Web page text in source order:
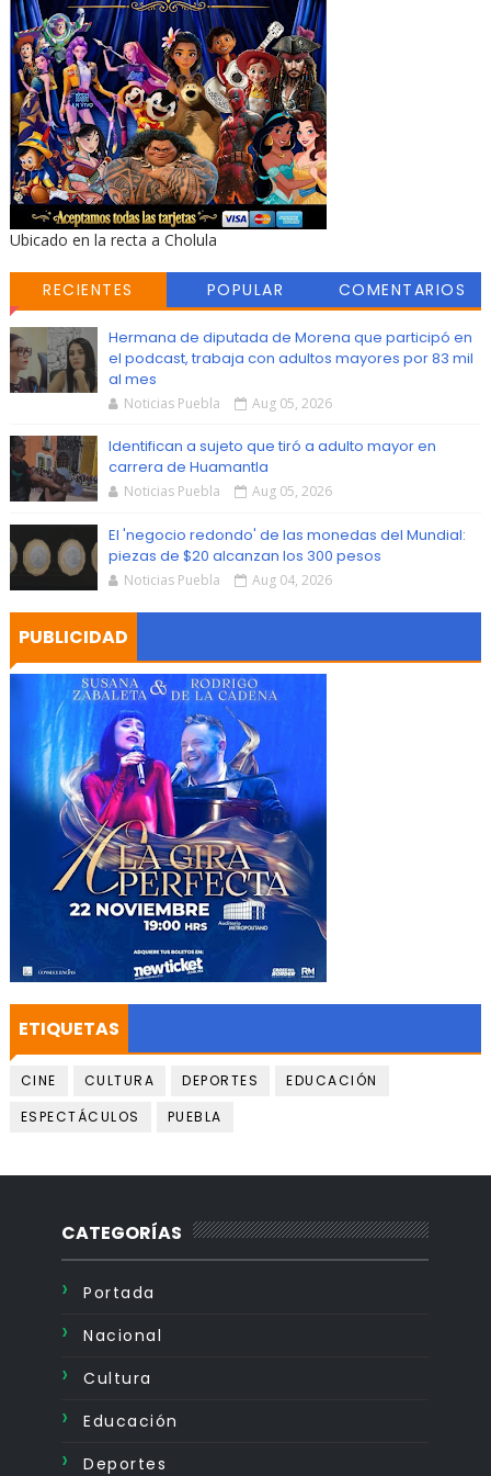
Ubicado en la recta a Cholula
RECIENTES POPULAR COMENTARIOS
Hermana de diputada de Morena que participó en
el podcast, trabaja con adultos mayores por 83 mil
al mes
Noticias Puebla Aug 05, 2026
Identifican a sujeto que tiró a adulto mayor en
carrera de Huamantla
Noticias Puebla Aug 05, 2026
El 'negocio redondo' de las monedas del Mundial:
piezas de $20 alcanzan los 300 pesos
Noticias Puebla Aug 04, 2026
PUBLICIDAD
ETIQUETAS
CINE CULTURA DEPORTES
EDUCACIÓN
ESPECTÁCULOS
PUEBLA
CATEGORÍAS
Portada
Nacional
Cultura
Educación
Deportes